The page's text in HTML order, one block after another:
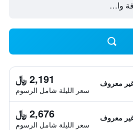
غير معروف 2,191 ﷼
سعر الليلة شامل الرسوم
غير معروف 2,676 ﷼
سعر الليلة شامل الرسوم